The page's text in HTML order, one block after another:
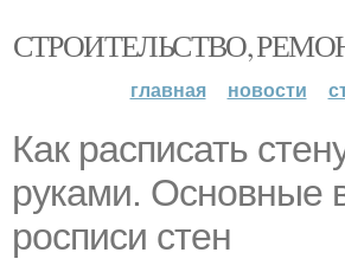
СТРОИТЕЛЬСТВО,
главная новости
Как расписать
руками. Основные
росписи стен